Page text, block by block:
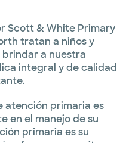
Scott & White Primary
tratan a niños y
a nuestra
integral y de calidad
atención primaria es
en el manejo de su
primaria es su